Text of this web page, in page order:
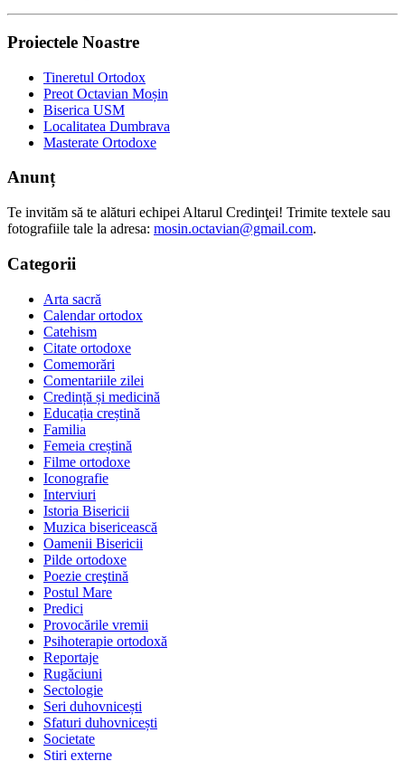
Proiectele Noastre
Tineretul Ortodox
Preot Octavian Moșin
Biserica USM
Localitatea Dumbrava
Masterate Ortodoxe
Anunț
Te invităm să te alături echipei Altarul Credinţei! Trimite textele sau
fotografiile tale la adresa: mosin.octavian@gmail.com.
Categorii
Arta sacră
Calendar ortodox
Catehism
Citate ortodoxe
Comemorări
Comentariile zilei
Credință și medicină
Educația creștină
Familia
Femeia creștină
Filme ortodoxe
Iconografie
Interviuri
Istoria Bisericii
Muzica bisericească
Oamenii Bisericii
Pilde ortodoxe
Poezie creştină
Postul Mare
Predici
Provocările vremii
Psihoterapie ortodoxă
Reportaje
Rugăciuni
Sectologie
Seri duhovnicești
Sfaturi duhovnicești
Societate
Știri externe